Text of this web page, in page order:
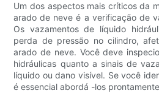
Um dos aspectos mais críticos da
arado de neve é a verificação de
Os vazamentos de líquido
perda de pressão no cilindro,
arado de neve. Você deve
hidráulicas quanto a sinais de
líquido ou dano visível. Se você
é essencial abordá -los